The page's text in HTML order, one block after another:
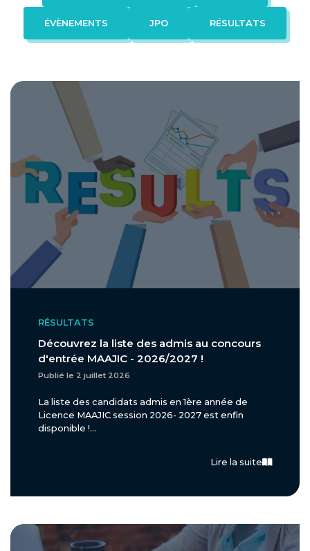
ÉVÈNEMENTS JPO RÉSULTATS
RÉSULTATS
Découvrez la liste des admis au concours
d'entrée MAAJIC - 2026/2027 !
Publié le 2 juillet 2026
La liste des candidats admis en 1ère année de
Licence MAAJIC session 2026- 2027 est enfin
disponible !...
Lire la suite